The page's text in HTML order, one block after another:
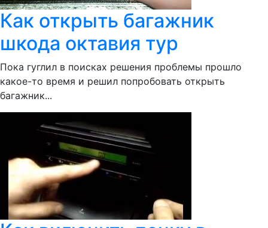
Как открыть багажник
шкода октавия тур
Пока гуглил в поисках решения проблемы прошло
какое-то время и решил попробовать открыть
багажник...